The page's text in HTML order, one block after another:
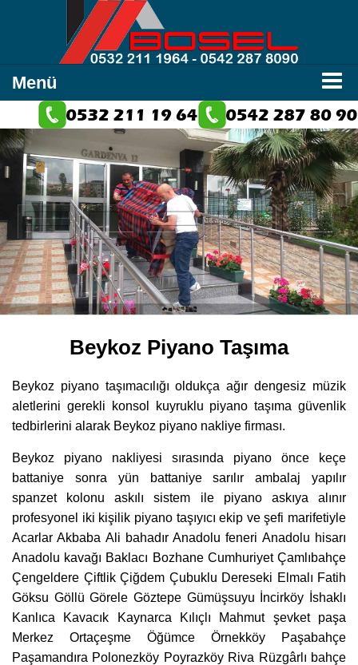
Menü
Beykoz Piyano Taşıma
Beykoz piyano taşımacılığı oldukça ağır dengesiz müzik
aletlerini gerekli konsol kuyruklu piyano taşıma güvenlik
tedbirlerini alarak Beykoz piyano nakliye firması.
Beykoz piyano nakliyesi sırasında piyano önce keçe
battaniye sonra yün battaniye sarılır ambalaj yapılır
spanzet kolonu askılı sistem ile piyano askıya alınır
profesyonel iki kişilik piyano taşıyıcı ekip ve şefi marifetiyle
Acarlar Akbaba Ali bahadır Anadolu feneri Anadolu hisarı
Anadolu kavağı Baklacı Bozhane Cumhuriyet Çamlıbahçe
Çengeldere Çiftlik Çiğdem Çubuklu Dereseki Elmalı Fatih
Göksu Göllü Görele Göztepe Gümüşsuyu İncirköy İshaklı
Kanlıca Kavacık Kaynarca Kılıçlı Mahmut şevket paşa
Merkez Ortaçeşme Öğümce Örnekköy Paşabahçe
Paşamandıra Polonezköy Poyrazköy Riva Rüzgârlı bahçe